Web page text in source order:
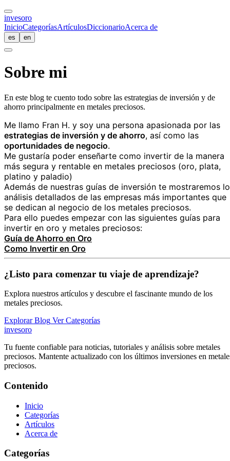
invesoro
InicioCategoríasArtículosDiccionarioAcerca de
es en
Sobre mi
En este blog te cuento todo sobre las estrategias de inversión y de
ahorro principalmente en metales preciosos.
Me llamo Fran H. y soy una persona apasionada por las
estrategias de inversión y de ahorro, así como las
oportunidades de negocio.
Me gustaría poder enseñarte como invertir de la manera
más segura y rentable en metales preciosos (oro, plata,
platino y paladio)
Además de nuestras guías de inversión te mostraremos
análisis detallados de las empresas más importantes que
se dedican al negocio de los metales preciosos.
Para ello puedes empezar con las siguientes guías para
invertir en oro y metales preciosos:
Guía de Ahorro en Oro
Como Invertir en Oro
¿Listo para comenzar tu viaje de aprendizaje?
Explora nuestros artículos y descubre el fascinante mundo de los
metales preciosos.
Explorar Blog Ver Categorías
invesoro
Tu fuente confiable para noticias, tutoriales y análisis sobre metales
preciosos. Mantente actualizado con los últimos inversiones en
preciosos.
Contenido
Inicio
Categorías
Artículos
Acerca de
Categorías